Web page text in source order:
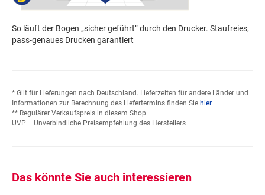
So läuft der Bogen „sicher geführt“ durch den Drucker. Staufreies,
pass-genaues Drucken garantiert
* Gilt für Lieferungen nach Deutschland. Lieferzeiten für andere Länder und
Informationen zur Berechnung des Liefertermins finden Sie hier.
** Regulärer Verkaufspreis in diesem Shop
UVP = Unverbindliche Preisempfehlung des Herstellers
Das könnte Sie auch interessieren